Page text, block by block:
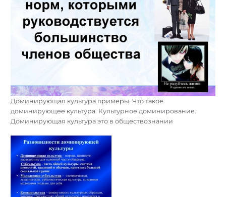
Доминирующая культура примеры. Что такое
доминирующее культура. Культурное доминирование.
Доминирующая культура это в обществознании